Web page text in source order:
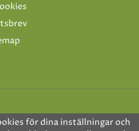
för dina inställningar och